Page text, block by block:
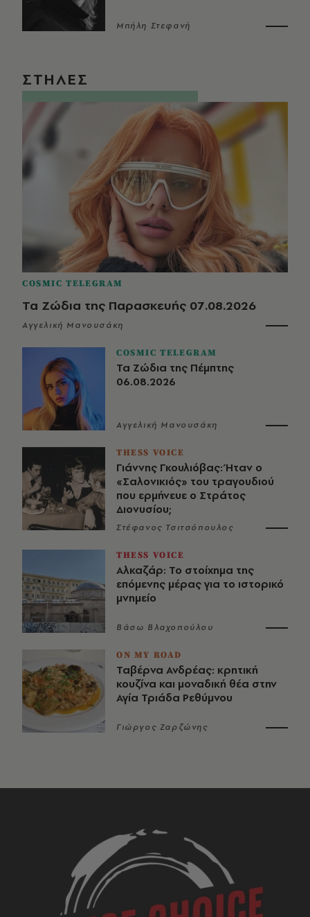
Μπήλη Στεφανή
ΣΤΗΛΕΣ
COSMIC TELEGRAM
Τα Ζώδια της Παρασκευής 07.08.2026
Αγγελική Μανουσάκη
COSMIC TELEGRAM
Τα Ζώδια της Πέμπτης
06.08.2026
Αγγελική Μανουσάκη
THESS VOICE
Γιάννης Γκουλιόβας: Ήταν ο
«Σαλονικιός» του τραγουδιού
που ερμήνευε ο Στράτος
Διονυσίου;
Στέφανος Τσιτσόπουλος
THESS VOICE
Αλκαζάρ: Το στοίχημα της
επόμενης μέρας για το ιστορικό
μνημείο
Βάσω Βλαχοπούλου
ON MY ROAD
Ταβέρνα Ανδρέας: κρητική
κουζίνα και μοναδική θέα στην
Αγία Τριάδα Ρεθύμνου
Γιώργος Ζαρζώνης